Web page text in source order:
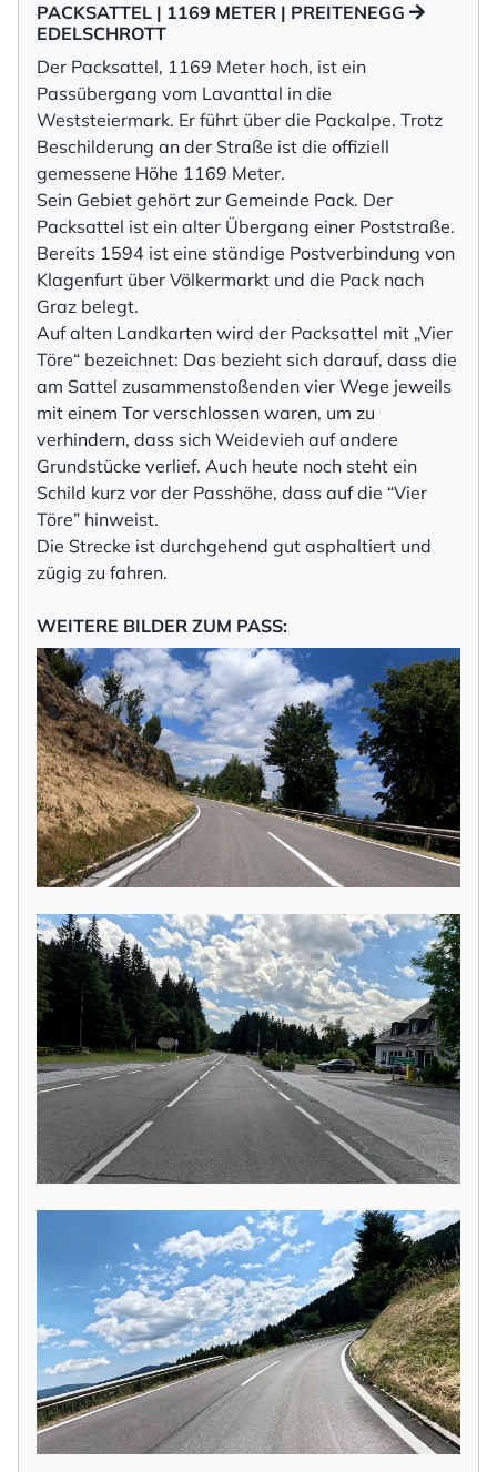
PACKSATTEL | 1169 METER | PREITENEGG
EDELSCHROTT
Der Packsattel, 1169 Meter hoch, ist ein
Passübergang vom Lavanttal in die
Weststeiermark. Er führt über die Packalpe. Trotz
Beschilderung an der Straße ist die offiziell
gemessene Höhe 1169 Meter.
Sein Gebiet gehört zur Gemeinde Pack. Der
Packsattel ist ein alter Übergang einer Poststraße.
Bereits 1594 ist eine ständige Postverbindung von
Klagenfurt über Völkermarkt und die Pack nach
Graz belegt.
Auf alten Landkarten wird der Packsattel mit „Vier
Töre“ bezeichnet: Das bezieht sich darauf, dass die
am Sattel zusammenstoßenden vier Wege jeweils
mit einem Tor verschlossen waren, um zu
verhindern, dass sich Weidevieh auf andere
Grundstücke verlief. Auch heute noch steht ein
Schild kurz vor der Passhöhe, dass auf die “Vier
Töre” hinweist.
Die Strecke ist durchgehend gut asphaltiert und
zügig zu fahren.
WEITERE BILDER ZUM PASS: